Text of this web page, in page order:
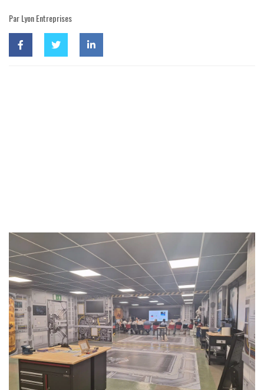
Par Lyon Entreprises